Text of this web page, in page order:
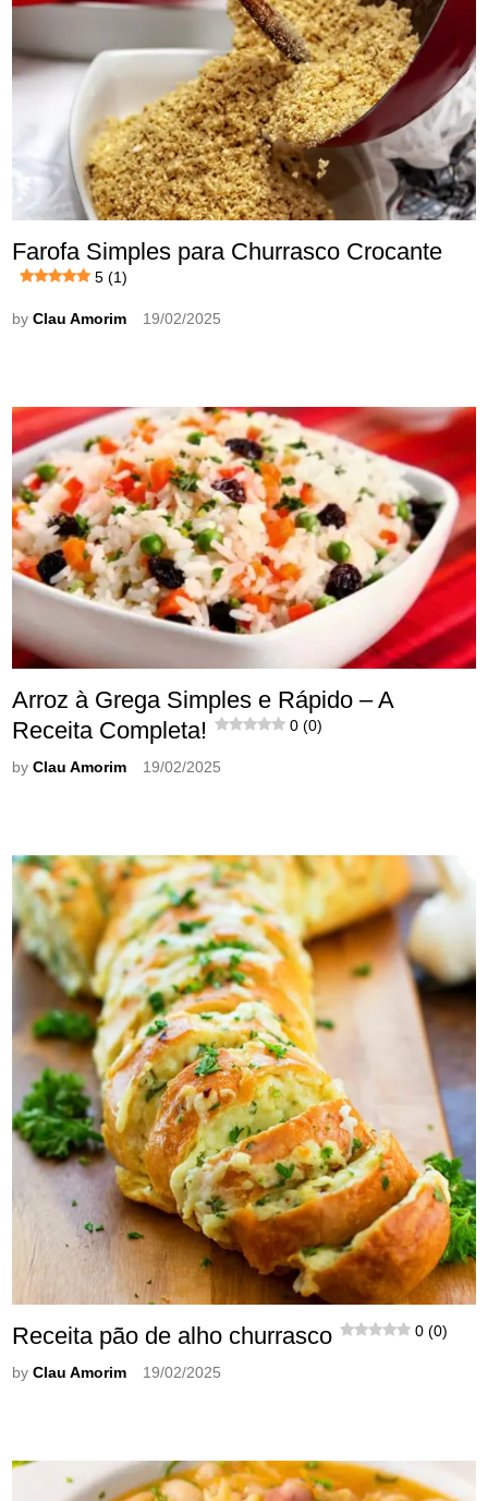
Farofa Simples para Churrasco Crocante
5 (1)
byClau Amorim 19/02/2025
Arroz à Grega Simples e Rápido – A
Receita Completa!
0 (0)
byClau Amorim 19/02/2025
Receita pão de alho churrasco 0 (0)
byClau Amorim 19/02/2025